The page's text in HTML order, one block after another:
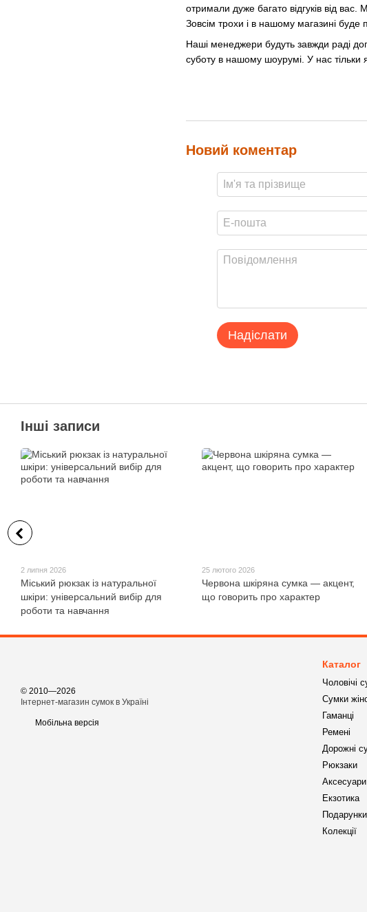
отримали дуже багато відгуків від
Зовсім трохи і в нашому магазині
Наші менеджери будуть завжди раді
суботу в нашому шоурумі. У нас тільки
Новий коментар
Надіслати
Інші записи
2 липня 2026
Міський рюкзак із натуральної
шкіри: універсальний вибір для
роботи та навчання
25 лютого 2026
Червона шкіряна сумка — акцент,
що говорить про характер
© 2010—2026
Інтернет-магазин сумок в Україні
Мобільна версія
Каталог
Чоловічі
Сумки
Гаманці
Ремені
Дорожні
Рюкзаки
Аксесуари
Екзотика
Подарунки
Колекції